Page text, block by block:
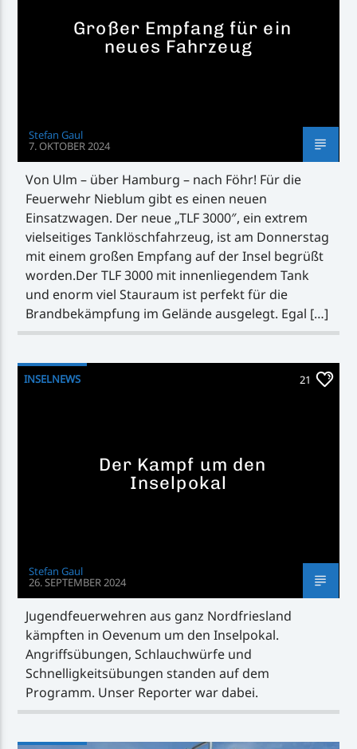
Großer Empfang für ein
neues Fahrzeug
Stefan Gaul
7. OKTOBER 2024
Von Ulm – über Hamburg – nach Föhr! Für die
Feuerwehr Nieblum gibt es einen neuen
Einsatzwagen. Der neue „TLF 3000″, ein extrem
vielseitiges Tanklöschfahrzeug, ist am Donnerstag
mit einem großen Empfang auf der Insel begrüßt
worden.Der TLF 3000 mit innenliegendem Tank
und enorm viel Stauraum ist perfekt für die
Brandbekämpfung im Gelände ausgelegt. Egal […]
INSELNEWS 21
Der Kampf um den
Inselpokal
Stefan Gaul
26. SEPTEMBER 2024
Jugendfeuerwehren aus ganz Nordfriesland
kämpften in Oevenum um den Inselpokal.
Angriffsübungen, Schlauchwürfe und
Schnelligkeitsübungen standen auf dem
Programm. Unser Reporter war dabei.